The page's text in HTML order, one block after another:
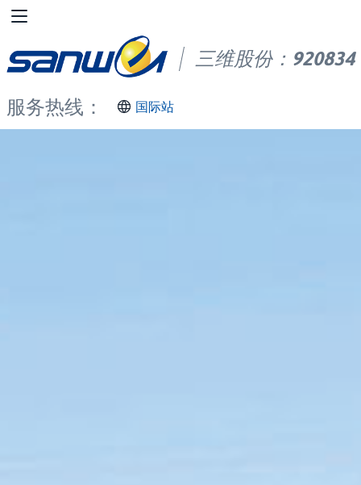
三维股份：920834
服务热线：400-995-0090
国际站